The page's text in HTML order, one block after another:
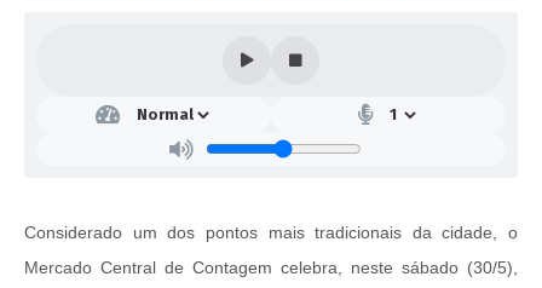
Considerado um dos pontos mais tradicionais da cidade, o
Mercado Central de Contagem celebra, neste sábado (30/5),